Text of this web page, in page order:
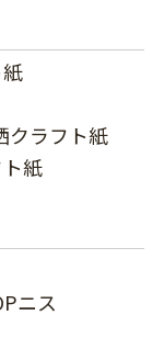
クラフト紙
紙
ニス